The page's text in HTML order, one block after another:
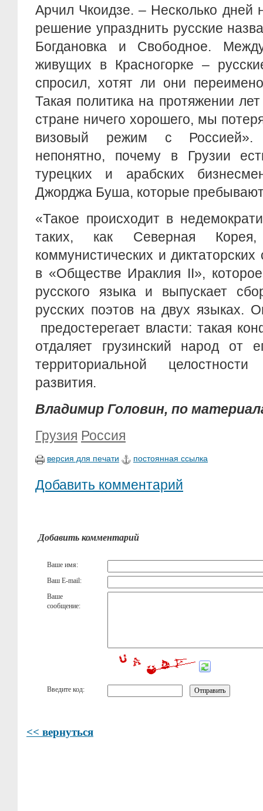
Арчил Чкоидзе. – Несколько дней
решение упразднить русские
Богдановка и Свободное.
живущих в Красногорке –
спросил, хотят ли они
Такая политика на протяжении
стране ничего хорошего, мы
визовый режим с Россией».
непонятно, почему в Грузии
турецких и арабских
Джорджа Буша, которые
«Такое происходит в
таких, как Северная
коммунистических и
в «Обществе Ираклия II»,
русского языка и выпускает
русских поэтов на двух языках.
предостерегает власти: такая
отдаляет грузинский народ от
территориальной
развития.
Владимир Головин, по
Грузия Россия
версия для печати постоянная ссылка
Добавить комментарий
Добавить комментарий
Ваше имя:
Ваш E-mail:
Ваше
сообщение:
Введите код:
<< вернуться